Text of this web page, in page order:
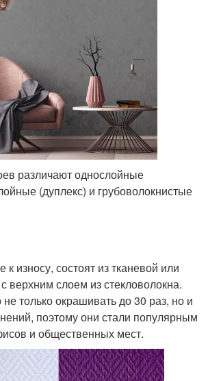
различают однослойные
(дуплекс) и грубоволокнистые
износу, состоят из тканевой или
верхним слоем из стекловолокна.
только окрашивать до 30 раз, но и
поэтому они стали популярным
и общественных мест.